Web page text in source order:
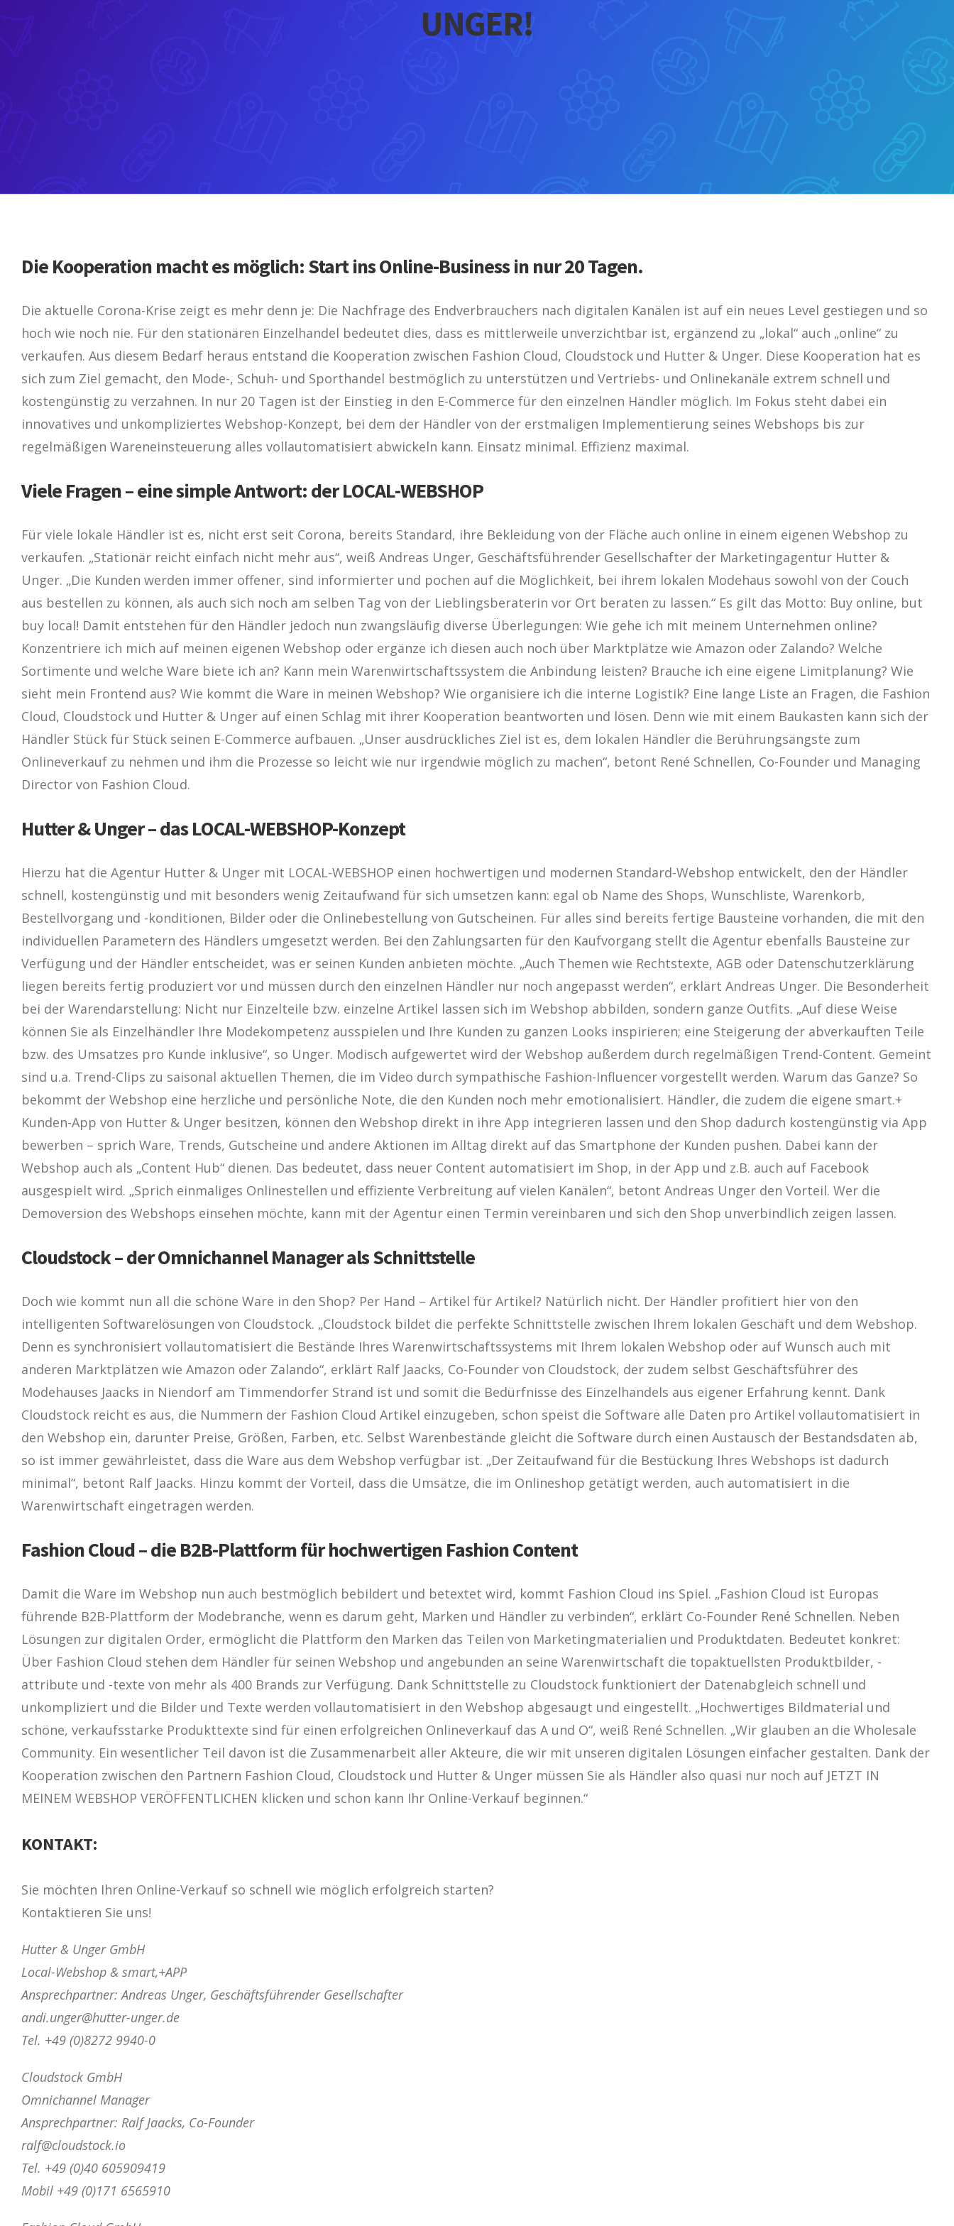
UNGER!
Die Kooperation macht es möglich: Start ins Online-Business in nur 20 Tagen.
Die aktuelle Corona-Krise zeigt es mehr denn je: Die Nachfrage des Endverbrauchers nach digitalen Kanälen ist auf ein neues Level gestiegen und so
hoch wie noch nie. Für den stationären Einzelhandel bedeutet dies, dass es mittlerweile unverzichtbar ist, ergänzend zu „lokal“ auch „online“ zu
verkaufen. Aus diesem Bedarf heraus entstand die Kooperation zwischen Fashion Cloud, Cloudstock und Hutter & Unger. Diese Kooperation hat es
sich zum Ziel gemacht, den Mode-, Schuh- und Sporthandel bestmöglich zu unterstützen und Vertriebs- und Onlinekanäle extrem schnell und
kostengünstig zu verzahnen. In nur 20 Tagen ist der Einstieg in den E-Commerce für den einzelnen Händler möglich. Im Fokus steht dabei ein
innovatives und unkompliziertes Webshop-Konzept, bei dem der Händler von der erstmaligen Implementierung seines Webshops bis zur
regelmäßigen Wareneinsteuerung alles vollautomatisiert abwickeln kann. Einsatz minimal. Effizienz maximal.
Viele Fragen – eine simple Antwort: der LOCAL-WEBSHOP
Für viele lokale Händler ist es, nicht erst seit Corona, bereits Standard, ihre Bekleidung von der Fläche auch online in einem eigenen Webshop zu
verkaufen. „Stationär reicht einfach nicht mehr aus“, weiß Andreas Unger, Geschäftsführender Gesellschafter der Marketingagentur Hutter &
Unger. „Die Kunden werden immer offener, sind informierter und pochen auf die Möglichkeit, bei ihrem lokalen Modehaus sowohl von der Couch
aus bestellen zu können, als auch sich noch am selben Tag von der Lieblingsberaterin vor Ort beraten zu lassen.“ Es gilt das Motto: Buy online, but
buy local! Damit entstehen für den Händler jedoch nun zwangsläufig diverse Überlegungen: Wie gehe ich mit meinem Unternehmen online?
Konzentriere ich mich auf meinen eigenen Webshop oder ergänze ich diesen auch noch über Marktplätze wie Amazon oder Zalando? Welche
Sortimente und welche Ware biete ich an? Kann mein Warenwirtschaftssystem die Anbindung leisten? Brauche ich eine eigene Limitplanung? Wie
sieht mein Frontend aus? Wie kommt die Ware in meinen Webshop? Wie organisiere ich die interne Logistik? Eine lange Liste an Fragen, die Fashion
Cloud, Cloudstock und Hutter & Unger auf einen Schlag mit ihrer Kooperation beantworten und lösen. Denn wie mit einem Baukasten kann sich der
Händler Stück für Stück seinen E-Commerce aufbauen. „Unser ausdrückliches Ziel ist es, dem lokalen Händler die Berührungsängste zum
Onlineverkauf zu nehmen und ihm die Prozesse so leicht wie nur irgendwie möglich zu machen“, betont René Schnellen, Co-Founder und Managing
Director von Fashion Cloud.
Hutter & Unger – das LOCAL-WEBSHOP-Konzept
Hierzu hat die Agentur Hutter & Unger mit LOCAL-WEBSHOP einen hochwertigen und modernen Standard-Webshop entwickelt, den der Händler
schnell, kostengünstig und mit besonders wenig Zeitaufwand für sich umsetzen kann: egal ob Name des Shops, Wunschliste, Warenkorb,
Bestellvorgang und -konditionen, Bilder oder die Onlinebestellung von Gutscheinen. Für alles sind bereits fertige Bausteine vorhanden, die mit den
individuellen Parametern des Händlers umgesetzt werden. Bei den Zahlungsarten für den Kaufvorgang stellt die Agentur ebenfalls Bausteine zur
Verfügung und der Händler entscheidet, was er seinen Kunden anbieten möchte. „Auch Themen wie Rechtstexte, AGB oder Datenschutzerklärung
liegen bereits fertig produziert vor und müssen durch den einzelnen Händler nur noch angepasst werden“, erklärt Andreas Unger. Die Besonderheit
bei der Warendarstellung: Nicht nur Einzelteile bzw. einzelne Artikel lassen sich im Webshop abbilden, sondern ganze Outfits. „Auf diese Weise
können Sie als Einzelhändler Ihre Modekompetenz ausspielen und Ihre Kunden zu ganzen Looks inspirieren; eine Steigerung der abverkauften Teile
bzw. des Umsatzes pro Kunde inklusive“, so Unger. Modisch aufgewertet wird der Webshop außerdem durch regelmäßigen Trend-Content. Gemeint
sind u.a. Trend-Clips zu saisonal aktuellen Themen, die im Video durch sympathische Fashion-Influencer vorgestellt werden. Warum das Ganze? So
bekommt der Webshop eine herzliche und persönliche Note, die den Kunden noch mehr emotionalisiert. Händler, die zudem die eigene smart.+
Kunden-App von Hutter & Unger besitzen, können den Webshop direkt in ihre App integrieren lassen und den Shop dadurch kostengünstig via App
bewerben – sprich Ware, Trends, Gutscheine und andere Aktionen im Alltag direkt auf das Smartphone der Kunden pushen. Dabei kann der
Webshop auch als „Content Hub“ dienen. Das bedeutet, dass neuer Content automatisiert im Shop, in der App und z.B. auch auf Facebook
ausgespielt wird. „Sprich einmaliges Onlinestellen und effiziente Verbreitung auf vielen Kanälen“, betont Andreas Unger den Vorteil. Wer die
Demoversion des Webshops einsehen möchte, kann mit der Agentur einen Termin vereinbaren und sich den Shop unverbindlich zeigen lassen.
Cloudstock – der Omnichannel Manager als Schnittstelle
Doch wie kommt nun all die schöne Ware in den Shop? Per Hand – Artikel für Artikel? Natürlich nicht. Der Händler profitiert hier von den
intelligenten Softwarelösungen von Cloudstock. „Cloudstock bildet die perfekte Schnittstelle zwischen Ihrem lokalen Geschäft und dem Webshop.
Denn es synchronisiert vollautomatisiert die Bestände Ihres Warenwirtschaftssystems mit Ihrem lokalen Webshop oder auf Wunsch auch mit
anderen Marktplätzen wie Amazon oder Zalando“, erklärt Ralf Jaacks, Co-Founder von Cloudstock, der zudem selbst Geschäftsführer des
Modehauses Jaacks in Niendorf am Timmendorfer Strand ist und somit die Bedürfnisse des Einzelhandels aus eigener Erfahrung kennt. Dank
Cloudstock reicht es aus, die Nummern der Fashion Cloud Artikel einzugeben, schon speist die Software alle Daten pro Artikel vollautomatisiert in
den Webshop ein, darunter Preise, Größen, Farben, etc. Selbst Warenbestände gleicht die Software durch einen Austausch der Bestandsdaten ab,
so ist immer gewährleistet, dass die Ware aus dem Webshop verfügbar ist. „Der Zeitaufwand für die Bestückung Ihres Webshops ist dadurch
minimal“, betont Ralf Jaacks. Hinzu kommt der Vorteil, dass die Umsätze, die im Onlineshop getätigt werden, auch automatisiert in die
Warenwirtschaft eingetragen werden.
Fashion Cloud – die B2B-Plattform für hochwertigen Fashion Content
Damit die Ware im Webshop nun auch bestmöglich bebildert und betextet wird, kommt Fashion Cloud ins Spiel. „Fashion Cloud ist Europas
führende B2B-Plattform der Modebranche, wenn es darum geht, Marken und Händler zu verbinden“, erklärt Co-Founder René Schnellen. Neben
Lösungen zur digitalen Order, ermöglicht die Plattform den Marken das Teilen von Marketingmaterialien und Produktdaten. Bedeutet konkret:
Über Fashion Cloud stehen dem Händler für seinen Webshop und angebunden an seine Warenwirtschaft die topaktuellsten Produktbilder, -
attribute und -texte von mehr als 400 Brands zur Verfügung. Dank Schnittstelle zu Cloudstock funktioniert der Datenabgleich schnell und
unkompliziert und die Bilder und Texte werden vollautomatisiert in den Webshop abgesaugt und eingestellt. „Hochwertiges Bildmaterial und
schöne, verkaufsstarke Produkttexte sind für einen erfolgreichen Onlineverkauf das A und O“, weiß René Schnellen. „Wir glauben an die Wholesale
Community. Ein wesentlicher Teil davon ist die Zusammenarbeit aller Akteure, die wir mit unseren digitalen Lösungen einfacher gestalten. Dank der
Kooperation zwischen den Partnern Fashion Cloud, Cloudstock und Hutter & Unger müssen Sie als Händler also quasi nur noch auf JETZT IN
MEINEM WEBSHOP VERÖFFENTLICHEN klicken und schon kann Ihr Online-Verkauf beginnen.“
KONTAKT:
Sie möchten Ihren Online-Verkauf so schnell wie möglich erfolgreich starten?
Kontaktieren Sie uns!
Hutter & Unger GmbH
Local-Webshop & smart,+APP
Ansprechpartner: Andreas Unger, Geschäftsführender Gesellschafter
andi.unger@hutter-unger.de
Tel. +49 (0)8272 9940-0
Cloudstock GmbH
Omnichannel Manager
Ansprechpartner: Ralf Jaacks, Co-Founder
ralf@cloudstock.io
Tel. +49 (0)40 605909419
Mobil +49 (0)171 6565910